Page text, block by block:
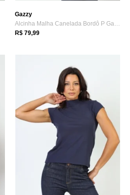
Gazzy
Alcinha Malha Canelada Bordô P Gazzy
R$ 79,99